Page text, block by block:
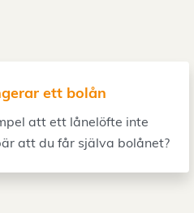
ett bolån
att ett lånelöfte inte
att du får själva bolånet?